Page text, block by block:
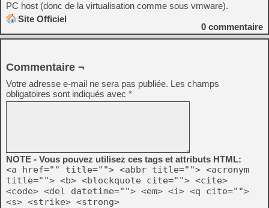
PC host (donc de la virtualisation comme sous vmware).
Site Officiel
0 commentaire
Commentaire ¬
Votre adresse e-mail ne sera pas publiée. Les champs
obligatoires sont indiqués avec *
NOTE - Vous pouvez utilisez ces tags et attributs HTML:
<a href="" title=""> <abbr title=""> <acronym
title=""> <b> <blockquote cite=""> <cite>
<code> <del datetime=""> <em> <i> <q cite="">
<s> <strike> <strong>